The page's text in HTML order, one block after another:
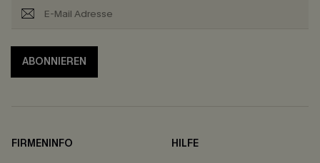
ABONNIEREN
FIRMENINFO
HILFE